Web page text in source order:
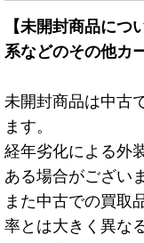
【未開封商品に
系などのその他カ
未開封商品は中古
ます。
経年劣化による外
ある場合がござい
また中古での買取
率とは大きく異な